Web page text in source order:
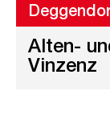
Alten-
Vinzenz